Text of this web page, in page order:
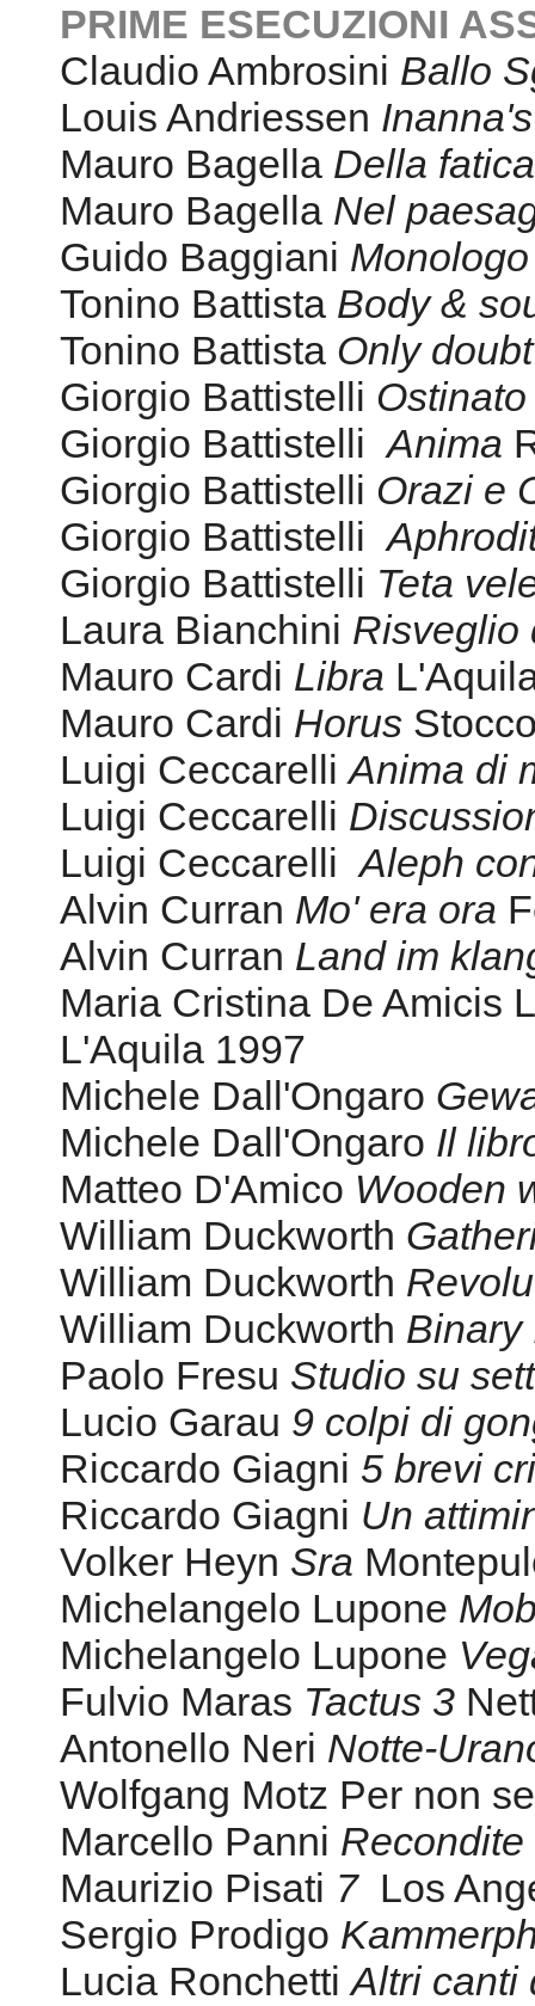
PRIME ESECUZIONI
Claudio Ambrosini Ballo
Louis Andriessen
Mauro Bagella Della
Mauro Bagella Nel
Guido Baggiani
Tonino Battista Body &
Tonino Battista Only
Giorgio Battistelli
Giorgio BattistelliAnima
Giorgio Battistelli Orazi e
Giorgio Battistelli
Giorgio Battistelli Teta
Laura Bianchini Risveglio
Mauro Cardi Libra
Mauro Cardi Horus
Luigi CeccarelliAnima di
Luigi Ceccarelli
Luigi CeccarelliAleph
Alvin Curran Mo' era ora
Alvin Curran Land im
Maria Cristina De Amicis
L'Aquila 1997
Michele Dall'Ongaro
Michele Dall'Ongaro Il
Matteo D'Amico Wooden
William Duckworth
William Duckworth
William Duckworth
Paolo Fresu Studio su
Lucio Garau 9 colpi di
Riccardo Giagni 5 brevi
Riccardo Giagni Un
Volker Heyn Sra
Michelangelo Lupone
Michelangelo Lupone
Fulvio Maras Tactus 3
Antonello Neri Notte-
Wolfgang Motz Per non
Marcello Panni
Maurizio Pisati 7Los
Sergio Prodigo
Lucia RonchettiAltri canti